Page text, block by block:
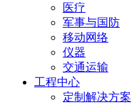
医疗
军事与国防
移动网络
仪器
交通运输
工程中心
定制解决方案